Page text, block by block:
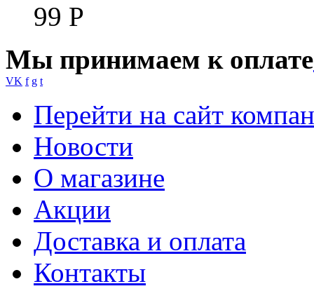
99 Р
Мы принимаем к оплате
VK f g t
Перейти на сайт
Новости
О магазине
Акции
Доставка и оплата
Контакты